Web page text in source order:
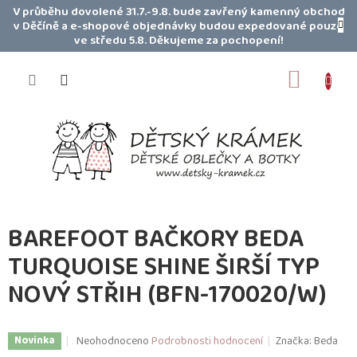
PřejítV průběhu dovolené 31.7.-9.8. bude zavřený kamenný obchod
v Děčíně a e-shopové objednávky budou expedované pouze
ve středu 5.8. Děkujeme za pochopení!
BAREFOOT BAČKORY BEDA
TURQUOISE SHINE ŠIRŠÍ TYP
NOVÝ STŘIH (BFN-170020/W)
Novinka
Průměrné
NeohodnocenoPodrobnosti hodnocení Značka: Beda